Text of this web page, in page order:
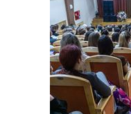
мероприятия
Результаты
исследований
Благодарственные
письма
Контакты